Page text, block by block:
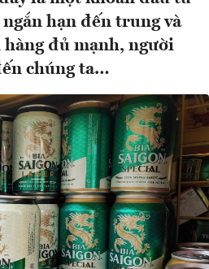
hạn đến trung và
đủ mạnh, người
chúng ta…